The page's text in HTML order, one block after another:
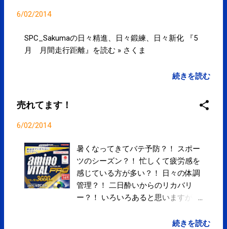
サクマフィジカルコンディショニング
(@SPCstyle) - Twilog To stop receiving
now . Email delivery powered by Google
6/02/2014
SPC_Sakumaの日々精進、日々鍛練、日々新化 『5
月 月間走行距離』を読む » さくま
続きを読む
売れてます！
6/02/2014
暑くなってきてバテ予防？！ スポー
ツのシーズン？！ 忙しくて疲労感を
感じている方が多い？！ 日々の体調
管理？！ 二日酔いからのリカバリ
ー？！ いろいろあると思いますが最
います！！ アミノバイタル プロ |続きを読む